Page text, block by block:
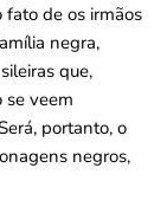
fato de os irmãos
negra,
que,
se veem
portanto, o
negros,